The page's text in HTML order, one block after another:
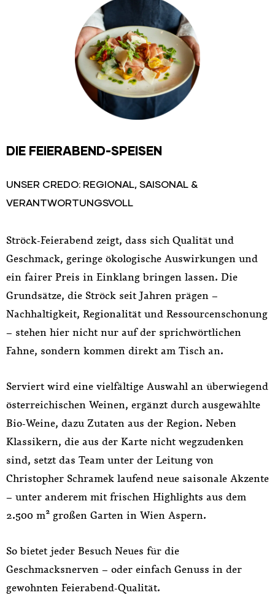
DIE FEIERABEND-SPEISEN
UNSER CREDO: REGIONAL, SAISONAL &
VERANTWORTUNGSVOLL
Ströck-Feierabend zeigt, dass sich Qualität und
Geschmack, geringe ökologische Auswirkungen und
ein fairer Preis in Einklang bringen lassen. Die
Grundsätze, die Ströck seit Jahren prägen –
Nachhaltigkeit, Regionalität und Ressourcenschonung
– stehen hier nicht nur auf der sprichwörtlichen
Fahne, sondern kommen direkt am Tisch an.
Serviert wird eine vielfältige Auswahl an überwiegend
österreichischen Weinen, ergänzt durch ausgewählte
Bio-Weine, dazu Zutaten aus der Region. Neben
Klassikern, die aus der Karte nicht wegzudenken
sind, setzt das Team unter der Leitung von
Christopher Schramek laufend neue saisonale Akzente
– unter anderem mit frischen Highlights aus dem
2.500 m² großen Garten in Wien Aspern.
So bietet jeder Besuch Neues für die
Geschmacksnerven – oder einfach Genuss in der
gewohnten Feierabend-Qualität.